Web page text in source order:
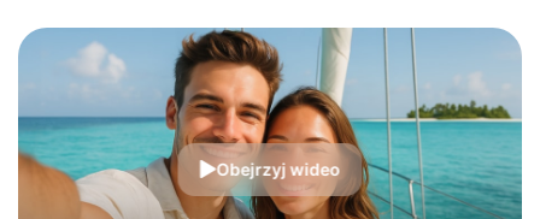
Obejrzyj wideo